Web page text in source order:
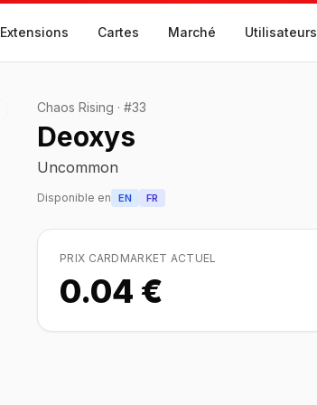
Extensions Cartes Marché Utilisateurs
Chaos Rising · #33
Deoxys
Uncommon
Disponible en EN FR
PRIX CARDMARKET ACTUEL
0.04 €